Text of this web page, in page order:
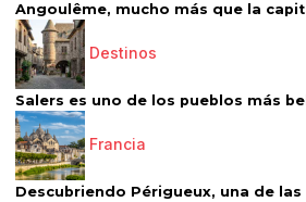
Angoulême, mucho más que la
Destinos
Salers es uno de los pueblos más
Francia
Descubriendo Périgueux, una de